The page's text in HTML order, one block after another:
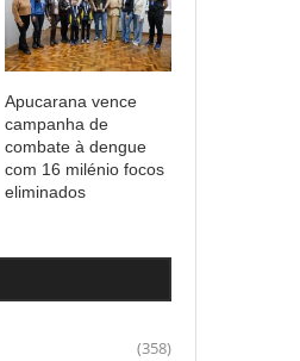
Apucarana vence
campanha de
combate à dengue
com 16 milénio focos
eliminados
(358)